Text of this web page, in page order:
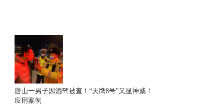
唐山一男子因酒驾被查！“天鹰8号”又显神威！
应用案例